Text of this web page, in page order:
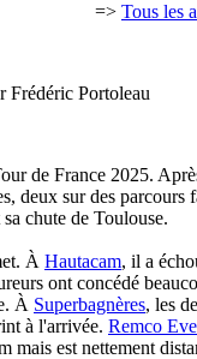
=> Tous les
Frédéric Portoleau
de France 2025.
deux sur des
chute de Toulouse.
À Hautacam, il a
ont concédé
À Superbagnères, les
à l'arrivée. Remco
est nettement